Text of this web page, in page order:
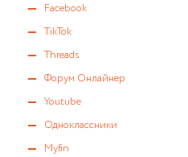
Facebook
TikTok
Threads
Форум Онлайнер
Youtube
Одноклассники
Myfin